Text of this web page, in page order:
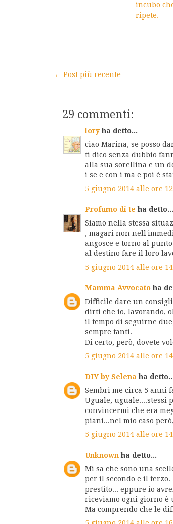
incubo
ripete.
← Post più recente
29 commenti:
loryha detto...
ciao Marina, se posso
ti dico senza dubbio
alla sua sorellina e un
i se e con i ma e poi è
5 giugno 2014 alle ore
Profumo di te ha detto...
Siamo nella stessa
, magari non
angosce e torno al
al destino fare il loro
5 giugno 2014 alle ore
Mamma Avvocatoha
Difficile dare un
dirti che io, lavorando,
il tempo di seguirne
sempre tanti.
Di certo, però, dovete
5 giugno 2014 alle ore
DIY by Selena ha
Sembri me circa 5 anni
Uguale, uguale....stessi
convincermi che era
piani...nel mio caso
5 giugno 2014 alle ore
Unknown ha detto...
Mi sa che sono una
per il secondo e il
prestito... eppure io
riceviamo ogni giorno
Ma comprendo che le